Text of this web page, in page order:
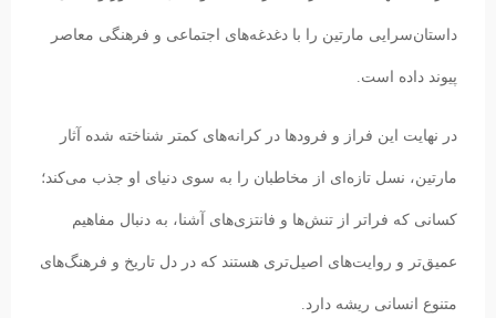
داستان‌سرایی مارتین را با دغدغه‌های اجتماعی و فرهنگی معاصر
پیوند داده است.
در نهایت این فراز و فرودها در کرانه‌های کمتر شناخته شده آثار
مارتین، نسل تازه‌ای از مخاطبان را به سوی دنیای او جذب می‌کند؛
کسانی که فراتر از تنش‌ها و فانتزی‌های آشنا، به دنبال مفاهیم
عمیق‌تر و روایت‌های اصیل‌تری هستند که در دل تاریخ و فرهنگ‌های
متنوع انسانی ریشه دارد.